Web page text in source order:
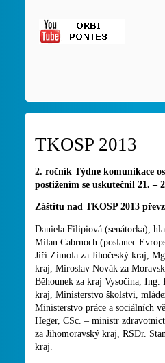
TKOSP 2013
2. ročník Týdne komunikace
postižením se uskutečnil 21. –
Záštitu nad TKOSP 2013
Daniela Filipiová (senátorka),
Milan Cabrnoch (poslanec
Jiří Zimola za Jihočeský kraj,
kraj, Miroslav Novák za
Běhounek za kraj Vysočina, Ing.
kraj, Ministerstvo školství,
Ministerstvo práce a sociálních
Heger, CSc. – ministr
za Jihomoravský kraj, RSDr.
kraj.